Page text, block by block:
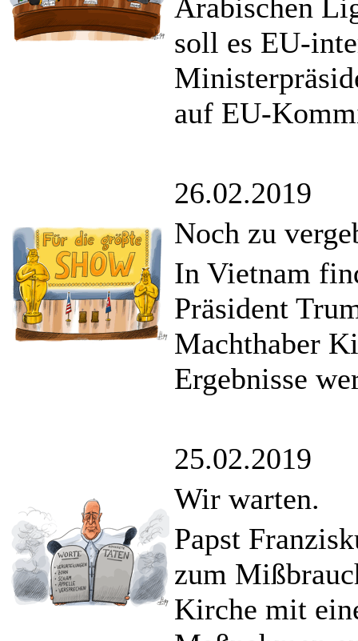
Arabischen
soll es EU-
auf EU-
26.02.2019
Noch zu
In Vietnam
Präsident
Machthaber
Ergebnisse
25.02.2019
Wir warten.
Papst
zum
Kirche mit